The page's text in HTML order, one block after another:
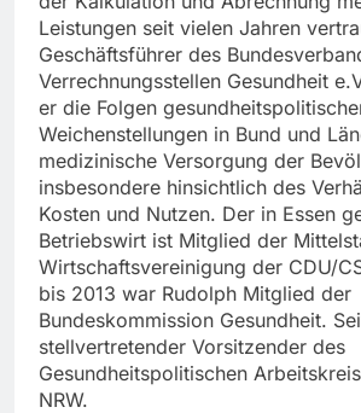
Leistungen seit vielen Jahren
Geschäftsführer des
Verrechnungsstellen Gesundheit
er die Folgen
Weichenstellungen in Bund und
medizinische Versorgung der
insbesondere hinsichtlich des
Kosten und Nutzen. Der in Essen
Betriebswirt ist Mitglied der
Wirtschaftsvereinigung der CDU/
bis 2013 war Rudolph Mitglied der
Bundeskommission Gesundheit.
stellvertretender Vorsitzender des
Gesundheitspolitischen
NRW.